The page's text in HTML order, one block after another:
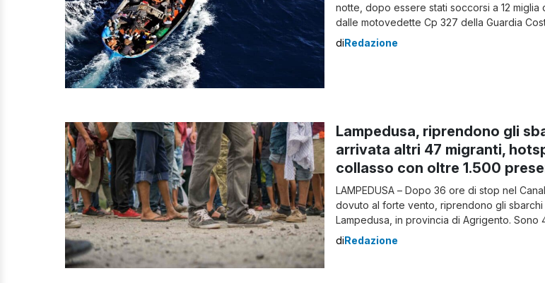
notte, dopo essere stati soccorsi a 12 miglia
dalle motovedette Cp 327 della Guardia
della Guardia di Finanza, a Lampedusa. Il
diRedazione
Lampedusa, riprendono gli
arrivata altri 47 migranti,
collasso con oltre 1.500
LAMPEDUSA – Dopo 36 ore di stop nel
dovuto al forte vento, riprendono gli sbarchi
Lampedusa, in provincia di Agrigento. Sono
migranti che sono stati recuperati a circa 24
diRedazione